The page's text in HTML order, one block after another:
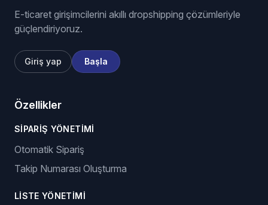
E-ticaret girişimcilerini akıllı dropshipping çözümleriyle
güçlendiriyoruz.
Giriş yap Başla
Özellikler
SIPARIŞ YÖNETIMI
Otomatik Sipariş
Takip Numarası Oluşturma
LISTE YÖNETIMI